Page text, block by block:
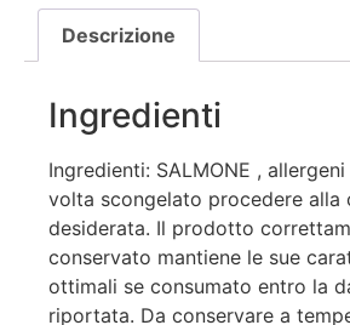
Descrizione
Ingredienti
Ingredienti: SALMONE , allergeni
volta scongelato procedere alla
desiderata. Il prodotto
conservato mantiene le sue
ottimali se consumato entro la
riportata. Da conservare a